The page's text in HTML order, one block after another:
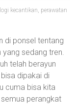
kecantikan, perawatan
di ponsel tentang
sedang tren.
telah berayun
dipakai di
cuma bisa kita
perangkat